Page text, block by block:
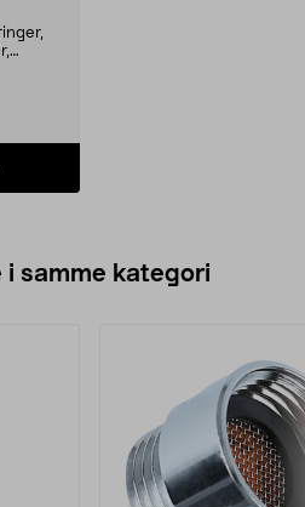
i samme kategori